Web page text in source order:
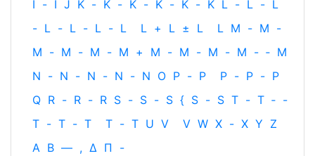
I - I J K - K - K - K - K - K L - L - L
- L - L - L - L L + L ± L L M - M -
M - M - M - M + M - M - M - M - ‐ M
N - N - N - N - N O P - P P - P - P
Q R - R - R S - S - S { S - S T - T ‐ -
T - T - T T - T U V V W X - X Y Z
Α Β — , Δ Π -